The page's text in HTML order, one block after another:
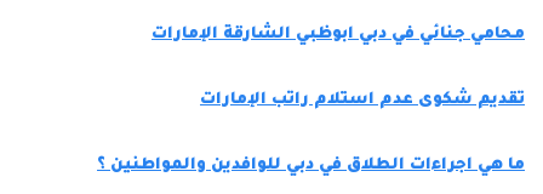
محامي جنائي في دبي ابوظبي الشارقة الإمارات
تقديم شكوى عدم استلام راتب الإمارات
ما هي اجراءات الطلاق في دبي للوافدين والمواطنين ؟